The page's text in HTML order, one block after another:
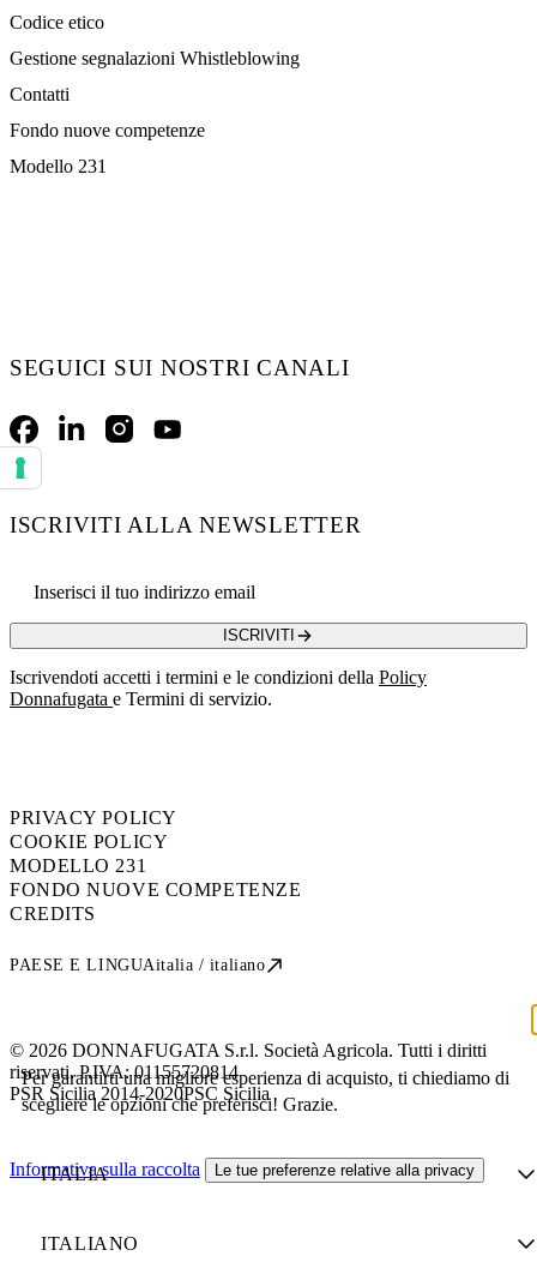
Codice etico
Gestione segnalazioni Whistleblowing
Contatti
Fondo nuove competenze
Modello 231
SEGUICI SUI NOSTRI CANALI
FacebookLinkedInInstagramYouTube
ISCRIVITI ALLA NEWSLETTER
ISCRIVITI
Iscrivendoti accetti i termini e le condizioni della Policy
Donnafugata e Termini di servizio.
PRIVACY POLICY
COOKIE POLICY
MODELLO 231
FONDO NUOVE COMPETENZE
CREDITS
PAESE E LINGUAitalia / italiano
© 2026 DONNAFUGATA S.r.l. Società Agricola. Tutti i diritti
riservati. P.IVA:01155720814
PSR Sicilia 2014-2020PSC Sicilia
Per garantirti una migliore esperienza di acquisto, ti chiediamo di
scegliere le opzioni che preferisci! Grazie.
Informativa sulla raccolta Le tue preferenze relative alla privacy
Le tue preferenze relative al consenso per le tecnologie di tracciamento